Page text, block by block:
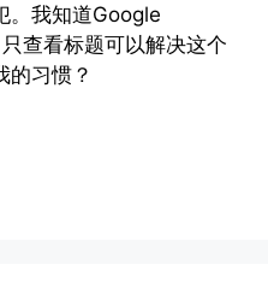
。我知道Google
查看标题可以解决这个
的习惯？